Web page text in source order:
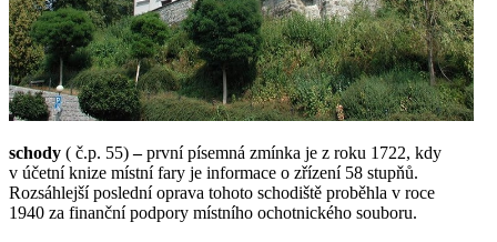
schody ( č.p. 55)–první písemná zmínka je z roku 1722, kdy
v účetní knize místní fary je informace o zřízení 58 stupňů.
Rozsáhlejší poslední oprava tohoto schodiště proběhla v roce
1940 za finanční podpory místního ochotnického souboru.